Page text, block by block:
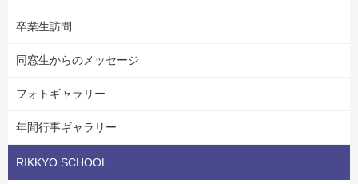
卒業生訪問
同窓生からのメッセージ
フォトギャラリー
年間行事ギャラリー
RIKKYO SCHOOL